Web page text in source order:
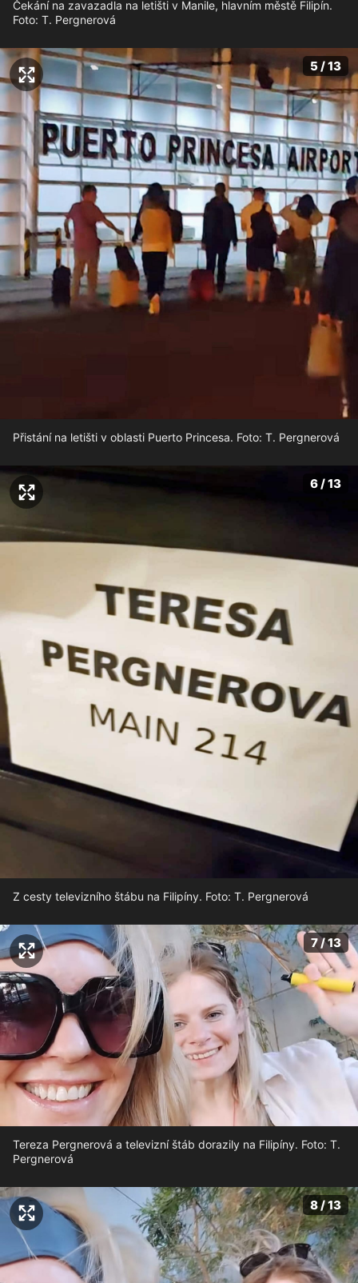
Čekání na zavazadla na letišti v Manile, hlavním městě Filipín.
Foto: T. Pergnerová
5 / 13
Přistání na letišti v oblasti Puerto Princesa. Foto: T. Pergnerová
6 / 13
Z cesty televizního štábu na Filipíny. Foto: T. Pergnerová
7 / 13
Tereza Pergnerová a televizní štáb dorazily na Filipíny. Foto: T.
Pergnerová
8 / 13